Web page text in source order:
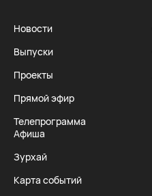
Новости
Выпуски
Проекты
Прямой эфир
Телепрограмма
Афиша
Зурхай
Карта событий